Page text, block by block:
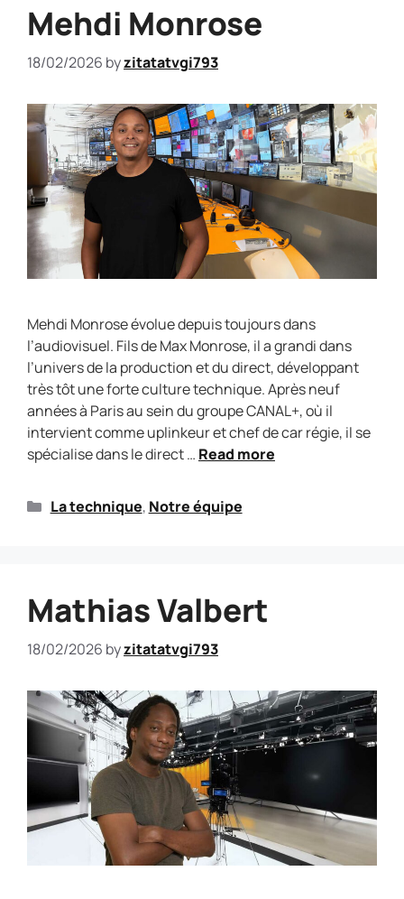
Mehdi Monrose
18/02/2026 byzitatatvgi793
Mehdi Monrose évolue depuis toujours dans
l’audiovisuel. Fils de Max Monrose, il a grandi dans
l’univers de la production et du direct, développant
très tôt une forte culture technique. Après neuf
années à Paris au sein du groupe CANAL+, où il
intervient comme uplinkeur et chef de car régie, il se
spécialise dans le direct … Read more
La technique, Notre équipe
Mathias Valbert
18/02/2026 byzitatatvgi793